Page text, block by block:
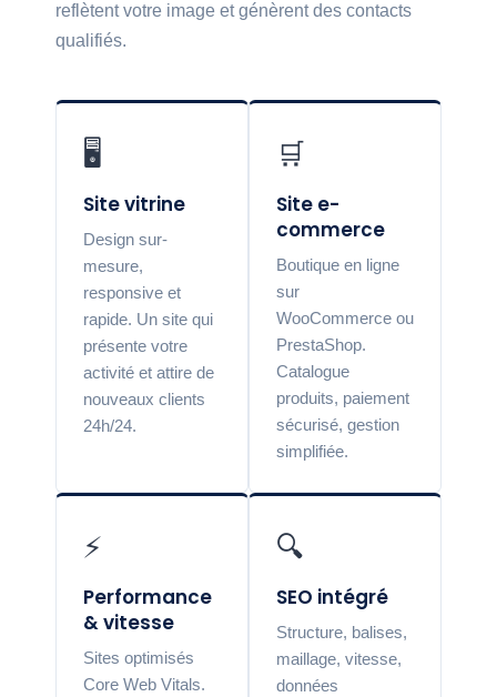
reflètent votre image et génèrent des contacts
qualifiés.
🖥️
Site vitrine
Design sur-
mesure,
responsive et
rapide. Un site qui
présente votre
activité et attire de
nouveaux clients
24h/24.
🛒
Site e-
commerce
Boutique en ligne
sur
WooCommerce ou
PrestaShop.
Catalogue
produits, paiement
sécurisé, gestion
simplifiée.
⚡
Performance
& vitesse
Sites optimisés
Core Web Vitals.
🔍
SEO intégré
Structure, balises,
maillage, vitesse,
données